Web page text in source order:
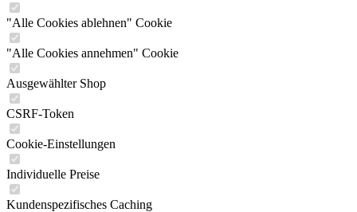
"Alle Cookies ablehnen" Cookie
"Alle Cookies annehmen" Cookie
Ausgewählter Shop
CSRF-Token
Cookie-Einstellungen
Individuelle Preise
Kundenspezifisches Caching